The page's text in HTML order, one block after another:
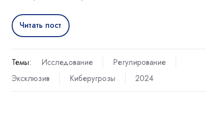
Читать пост
Темы: Исследование
Регулирование
Эксклюзив
Киберугрозы 2024